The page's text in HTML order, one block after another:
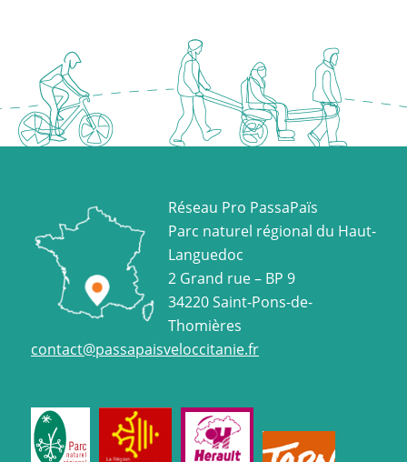
Réseau Pro PassaPaïs
Parc naturel régional du Haut-
Languedoc
2 Grand rue – BP 9
34220 Saint-Pons-de-
Thomières
contact@passapaisveloccitanie.fr